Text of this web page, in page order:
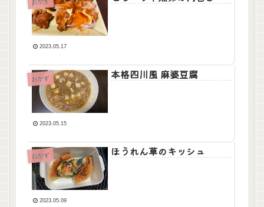
2023.05.17
おかず 本格四川風 麻婆豆腐
2023.05.15
おかず ほうれん草のキッシュ
2023.05.09